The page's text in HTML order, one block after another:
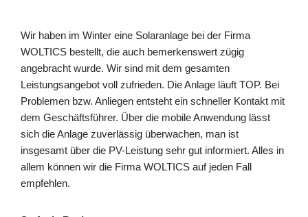
Wir haben im Winter eine Solaranlage bei der Firma
WOLTICS bestellt, die auch bemerkenswert zügig
angebracht wurde. Wir sind mit dem gesamten
Leistungsangebot voll zufrieden. Die Anlage läuft TOP. Bei
Problemen bzw. Anliegen entsteht ein schneller Kontakt mit
dem Geschäftsführer. Über die mobile Anwendung lässt
sich die Anlage zuverlässig überwachen, man ist
insgesamt über die PV-Leistung sehr gut informiert. Alles in
allem können wir die Firma WOLTICS auf jeden Fall
empfehlen.